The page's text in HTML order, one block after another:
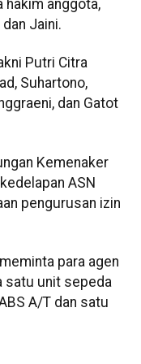
hakim anggota,
Jaini.
Putri Citra
Suhartono,
dan Gatot
Kemenaker
ASN
pengurusan izin
para agen
satu unit sepeda
A/T dan satu